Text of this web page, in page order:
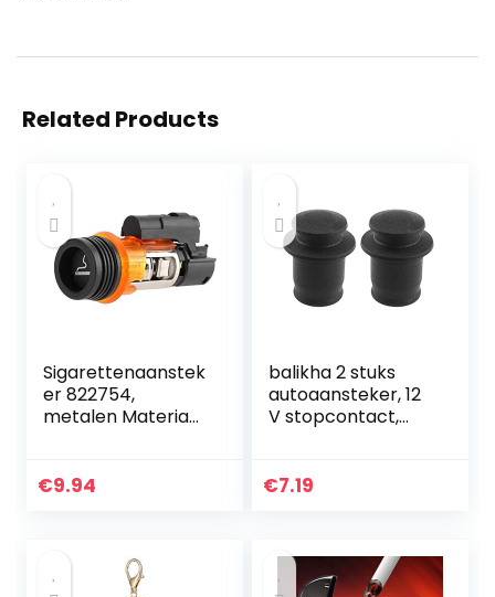
Related Products
Sigarettenaanstek
er 822754,
metalen Materiaal
er Lader Adapter
€9.94
balikha 2 stuks
autoaansteker, 12
V stopcontact,
€7.19